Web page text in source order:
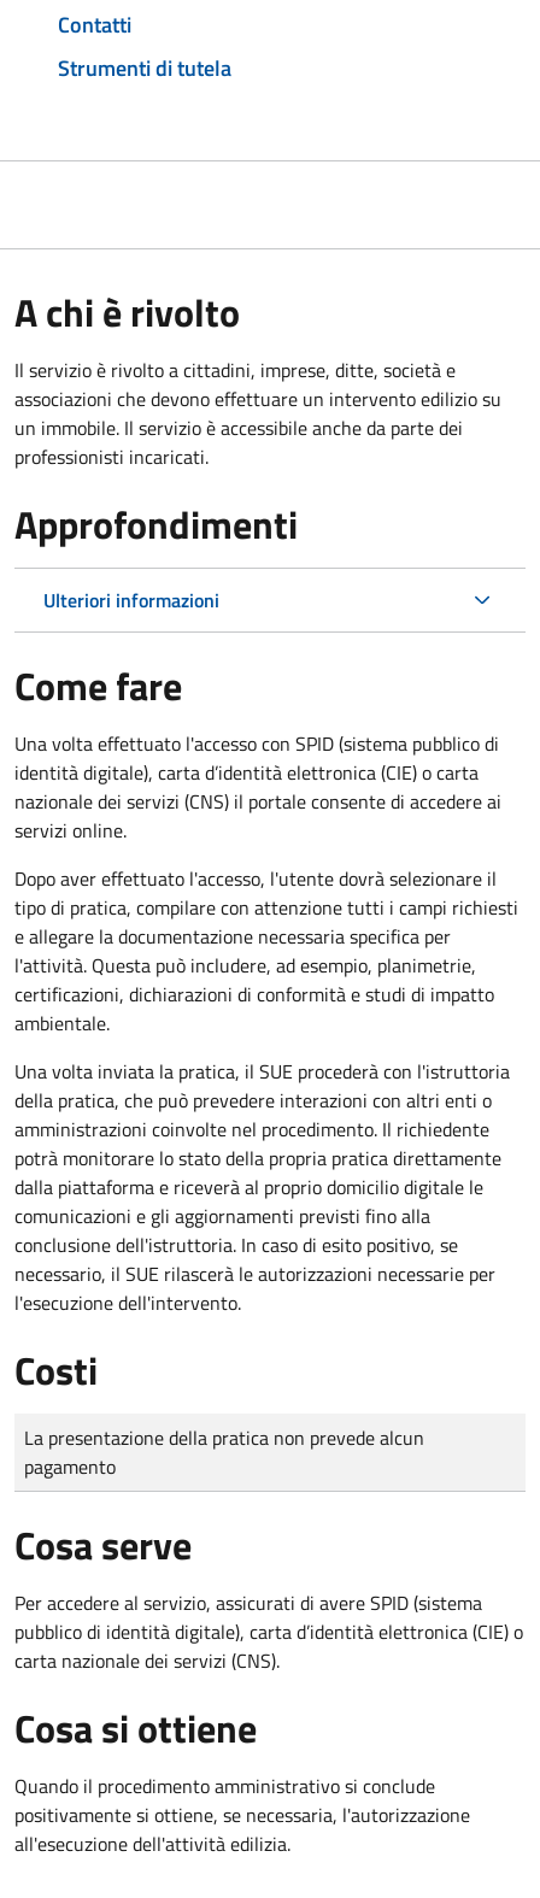
Contatti
Strumenti di tutela
A chi è rivolto
Il servizio è rivolto a cittadini, imprese, ditte, società e
associazioni che devono effettuare un intervento edilizio su
un immobile. Il servizio è accessibile anche da parte dei
professionisti incaricati.
Approfondimenti
Ulteriori informazioni
Come fare
Una volta effettuato l'accesso con SPID (sistema pubblico di
identità digitale), carta d’identità elettronica (CIE) o carta
nazionale dei servizi (CNS) il portale consente di accedere ai
servizi online.
Dopo aver effettuato l'accesso, l'utente dovrà selezionare il
tipo di pratica, compilare con attenzione tutti i campi richiesti
e allegare la documentazione necessaria specifica per
l'attività. Questa può includere, ad esempio, planimetrie,
certificazioni, dichiarazioni di conformità e studi di impatto
ambientale.
Una volta inviata la pratica, il SUE procederà con l'istruttoria
della pratica, che può prevedere interazioni con altri enti o
amministrazioni coinvolte nel procedimento. Il richiedente
potrà monitorare lo stato della propria pratica direttamente
dalla piattaforma e riceverà al proprio domicilio digitale le
comunicazioni e gli aggiornamenti previsti fino alla
conclusione dell'istruttoria. In caso di esito positivo, se
necessario, il SUE rilascerà le autorizzazioni necessarie per
l'esecuzione dell'intervento.
Costi
Tipo di pagamento
Importo
La presentazione della pratica non prevede alcun
pagamento
Cosa serve
Per accedere al servizio, assicurati di avere SPID (sistema
pubblico di identità digitale), carta d’identità elettronica (CIE) o
carta nazionale dei servizi (CNS).
Cosa si ottiene
Quando il procedimento amministrativo si conclude
positivamente si ottiene, se necessaria, l'autorizzazione
all'esecuzione dell'attività edilizia.